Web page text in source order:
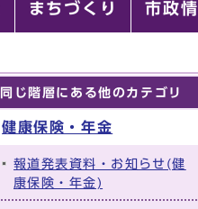
まちづくり 市政
同じ階層にある他のカテゴリ
健康保険・年金
報道発表資料・お知らせ(健
康保険・年金)